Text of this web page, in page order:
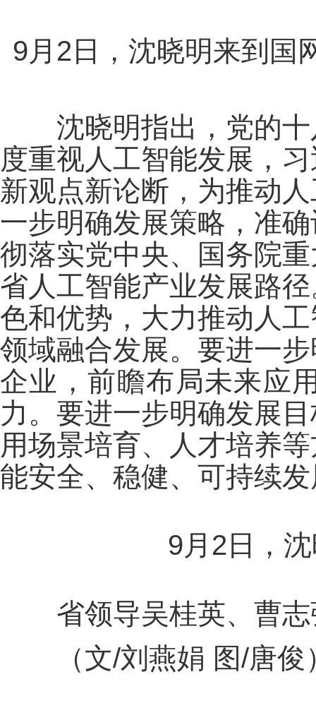
9月2日，沈晓明来到国
沈晓明指出，党的十
度重视人工智能发展，
新观点新论断，为推动
一步明确发展策略，准
彻落实党中央、国务院
省人工智能产业发展路
色和优势，大力推动人
领域融合发展。要进一
企业，前瞻布局未来应
力。要进一步明确发展
用场景培育、人才培养
能安全、稳健、可持续
9月2日，
省领导吴桂英、曹志
（文/刘燕娟 图/唐俊